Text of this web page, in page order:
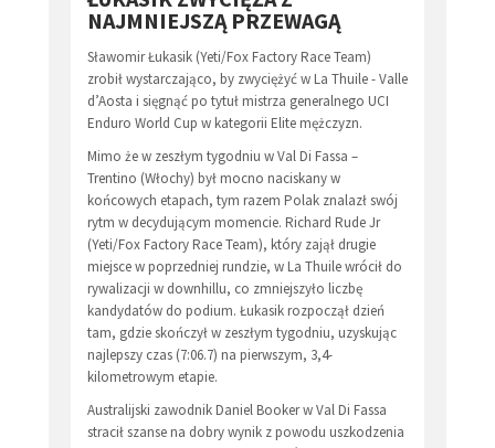
NAJMNIEJSZĄ PRZEWAGĄ
Sławomir Łukasik (Yeti/Fox Factory Race Team)
zrobił wystarczająco, by zwyciężyć w La Thuile - Valle
d’Aosta i sięgnąć po tytuł mistrza generalnego UCI
Enduro World Cup w kategorii Elite mężczyzn.
Mimo że w zeszłym tygodniu w Val Di Fassa –
Trentino (Włochy) był mocno naciskany w
końcowych etapach, tym razem Polak znalazł swój
rytm w decydującym momencie. Richard Rude Jr
(Yeti/Fox Factory Race Team), który zajął drugie
miejsce w poprzedniej rundzie, w La Thuile wrócił do
rywalizacji w downhillu, co zmniejszyło liczbę
kandydatów do podium. Łukasik rozpoczął dzień
tam, gdzie skończył w zeszłym tygodniu, uzyskując
najlepszy czas (7:06.7) na pierwszym, 3,4-
kilometrowym etapie.
Australijski zawodnik Daniel Booker w Val Di Fassa
stracił szanse na dobry wynik z powodu uszkodzenia